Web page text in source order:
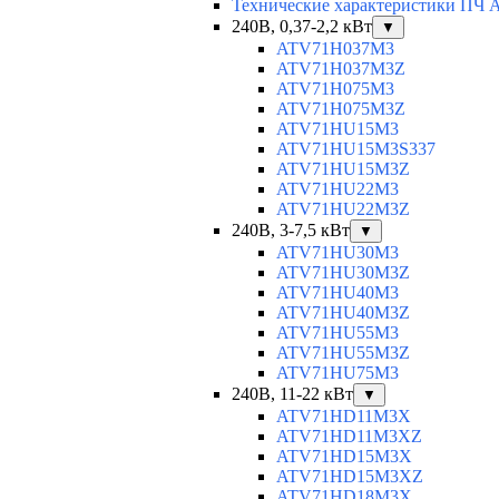
Технические характеристики ПЧ
240В, 0,37-2,2 кВт
▼
ATV71H037M3
ATV71H037M3Z
ATV71H075M3
ATV71H075M3Z
ATV71HU15M3
ATV71HU15M3S337
ATV71HU15M3Z
ATV71HU22M3
ATV71HU22M3Z
240В, 3-7,5 кВт
▼
ATV71HU30M3
ATV71HU30M3Z
ATV71HU40M3
ATV71HU40M3Z
ATV71HU55M3
ATV71HU55M3Z
ATV71HU75M3
240В, 11-22 кВт
▼
ATV71HD11M3X
ATV71HD11M3XZ
ATV71HD15M3X
ATV71HD15M3XZ